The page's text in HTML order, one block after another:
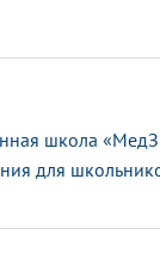
школа
для